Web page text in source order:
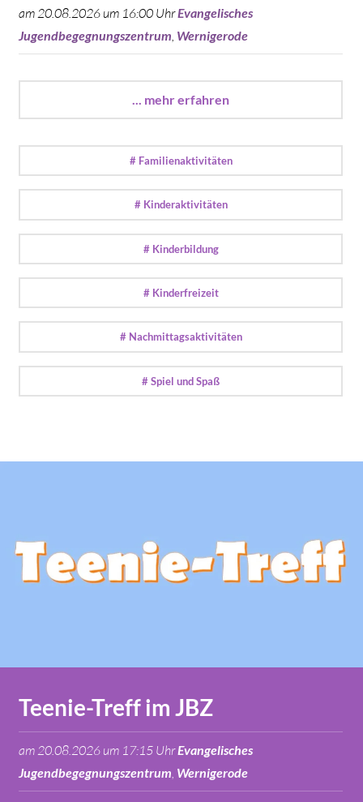
am 20.08.2026 um 16:00 UhrEvangelisches
Jugendbegegnungszentrum Wernigerode
... mehr erfahren
# Familienaktivitäten
# Kinderaktivitäten
# Kinderbildung
# Kinderfreizeit
# Nachmittagsaktivitäten
# Spiel und Spaß
Teenie-Treff im JBZ
am 20.08.2026 um 17:15 UhrEvangelisches
Jugendbegegnungszentrum Wernigerode